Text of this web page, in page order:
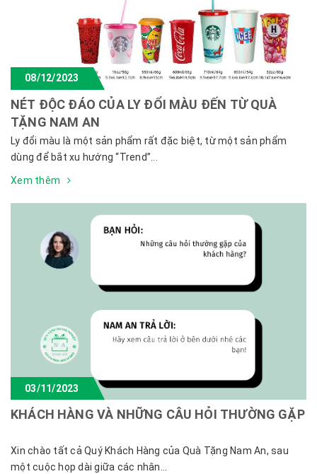
08/12/2023
NÉT ĐỘC ĐÁO CỦA LY ĐỔI MÀU ĐẾN TỪ QUÀ
TẶNG NAM AN
Ly đổi màu là một sản phẩm rất đặc biệt, từ một sản phẩm
dùng để bắt xu hướng “Trend”...
Xem thêm
03/11/2023
KHÁCH HÀNG VÀ NHỮNG CÂU HỎI THƯỜNG GẶP
Xin chào tất cả Quý Khách Hàng của Quà Tặng Nam An, sau
một cuộc họp dài giữa các nhân...